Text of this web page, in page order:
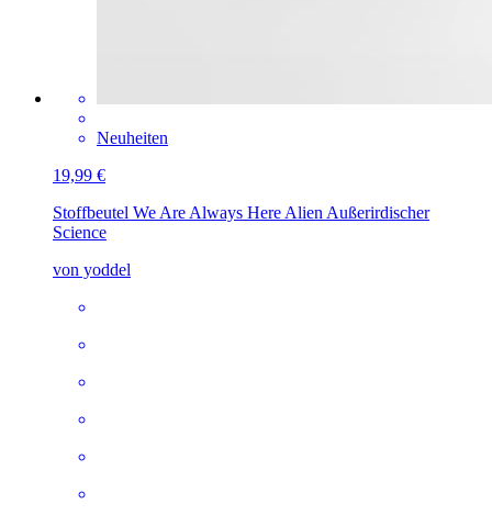
Neuheiten
19,99 €
Stoffbeutel We Are Always Here Alien Außerirdischer
Science
von yoddel